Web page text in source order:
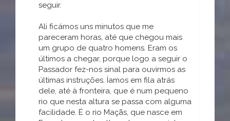
seguir.
Ali ficámos uns minutos que me
pareceram horas, até que chegou mais
um grupo de quatro homens. Eram os
últimos a chegar, porque logo a seguir o
Passador fez-nos sinal para ouvirmos as
últimas instruções. Íamos em fila atrás
dele, até à fronteira, que é num pequeno
rio que nesta altura se passa com alguma
facilidade. É o rio Maçãs, que nasce em